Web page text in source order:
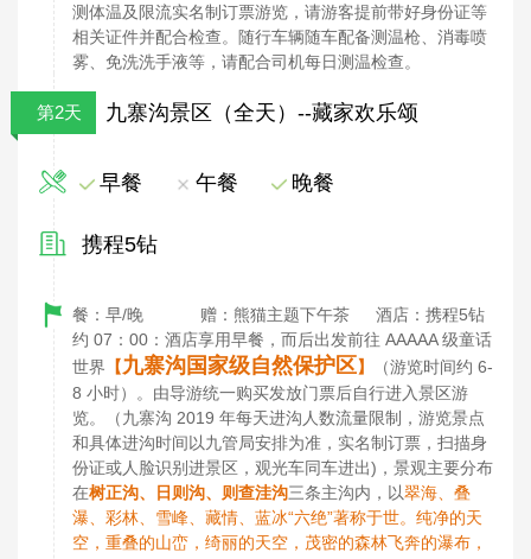
测体温及限流实名制订票游览，请游客提前带好身份证等
相关证件并配合检查。随行车辆随车配备测温枪、消毒喷
雾、免洗洗手液等，请配合司机每日测温检查。
第2天 九寨沟景区（全天）--藏家欢乐颂
早餐 午餐 晚餐
携程5钻
餐：早/晚 赠：熊猫主题下午茶
酒店：携程5钻
约 07：00：酒店享用早餐，而后出发前往 AAAAA 级童话
世界 【九寨沟国家级自然保护区】
（游览时间约 6-
8 小时）。由导游统一购买发放门票后自行进入景区游
览。（九寨沟 2019 年每天进沟人数流量限制，游览景点
和具体进沟时间以九管局安排为准，实名制订票，扫描身
份证或人脸识别进景区，观光车同车进出)，景观主要分布
在树正沟、日则沟、则查洼沟三条主沟内，以翠海、叠
瀑、彩林、雪峰、藏情、蓝冰“六绝”著称于世。纯净的天
空，重叠的山峦，绮丽的天空，茂密的森林飞奔的瀑布，